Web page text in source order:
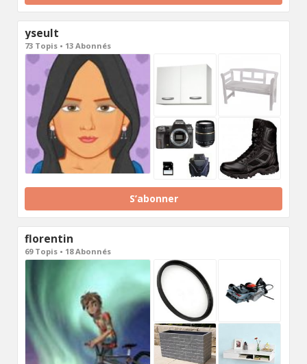
yseult
73 Topis • 13 Abonnés
S’abonner
florentin
69 Topis • 18 Abonnés